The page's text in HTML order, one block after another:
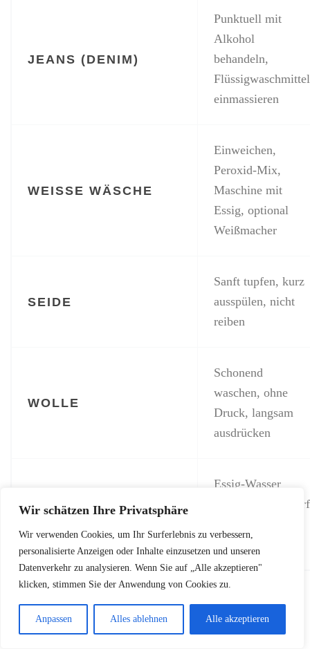
Wir schätzen Ihre Privatsphäre
Wir verwenden Cookies, um Ihr Surferlebnis zu verbessern,
personalisierte Anzeigen oder Inhalte einzusetzen und unseren
Datenverkehr zu analysieren. Wenn Sie auf „Alle akzeptieren"
klicken, stimmen Sie der Anwendung von Cookies zu.
Anpassen Alles ablehnen Alle akzeptieren
JEANS (DENIM)
Punktuell mit
Alkohol
behandeln,
Flüssigwaschmittel
einmassieren
WEISSE WÄSCHE
Einweichen,
Peroxid-Mix,
Maschine mit
Essig, optional
Weißmacher
SEIDE
Sanft tupfen, kurz
ausspülen, nicht
reiben
WOLLE
Schonend
waschen, ohne
Druck, langsam
ausdrücken
SNEAKER/SCHUHE
Essig-Wasser
bürsten, bei Bedarf
Backpulver-Paste
Fleckenentfernung auf